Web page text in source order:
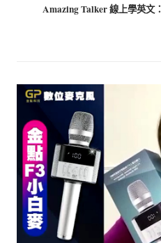
Amazing Talker 線上學英文：